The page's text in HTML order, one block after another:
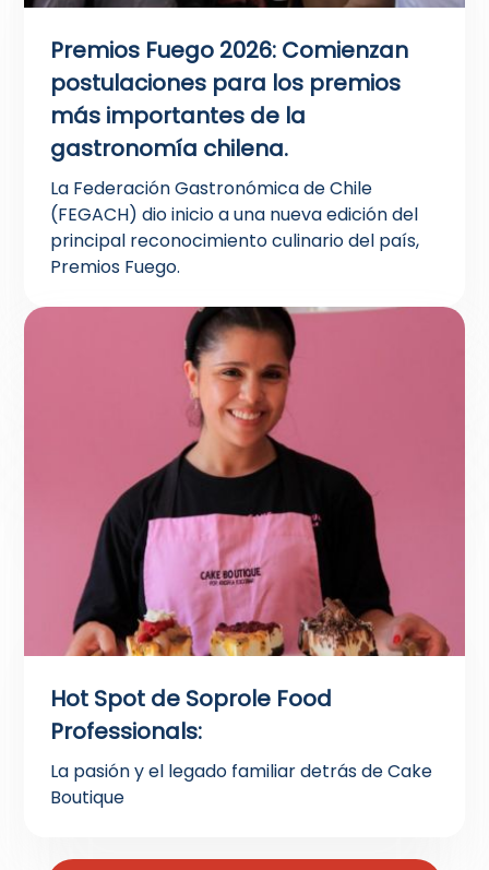
Premios Fuego 2026: Comienzan
postulaciones para los premios
más importantes de la
gastronomía chilena.
La Federación Gastronómica de Chile
(FEGACH) dio inicio a una nueva edición del
principal reconocimiento culinario del país,
Premios Fuego.
Hot Spot de Soprole Food
Professionals:
La pasión y el legado familiar detrás de Cake
Boutique